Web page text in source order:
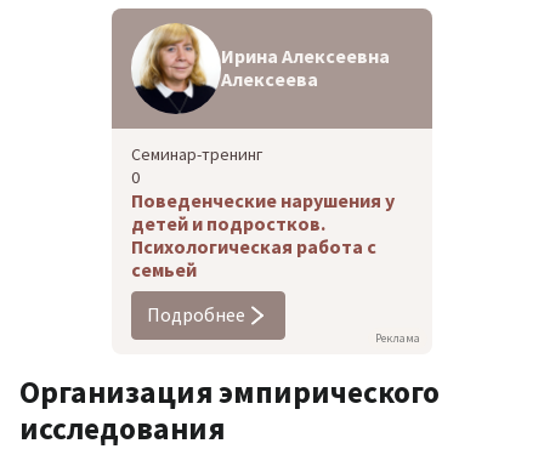
Реклама
Ирина Алексеевна
Алексеева
Семинар-тренинг
0
Поведенческие нарушения у
детей и подростков.
Психологическая работа с
семьей
Подробнее
Организация эмпирического
исследования